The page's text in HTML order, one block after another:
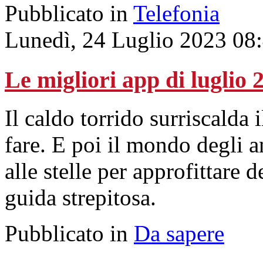
Pubblicato in Telefonia
Lunedì, 24 Luglio 2023
Le migliori app di luglio
Il caldo torrido surriscalda
fare. E poi il mondo degli
alle stelle per approfittare
guida strepitosa.
Pubblicato in Da sapere